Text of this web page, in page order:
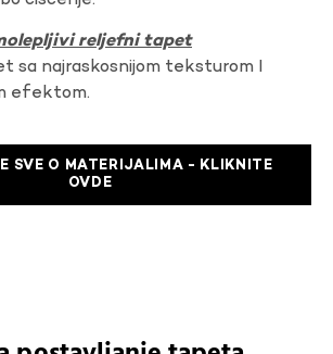
reljefni tapet
sa najraskosnijom teksturom I
efektom.
SVE O MATERIJALIMA - KLIKNITE
OVDE